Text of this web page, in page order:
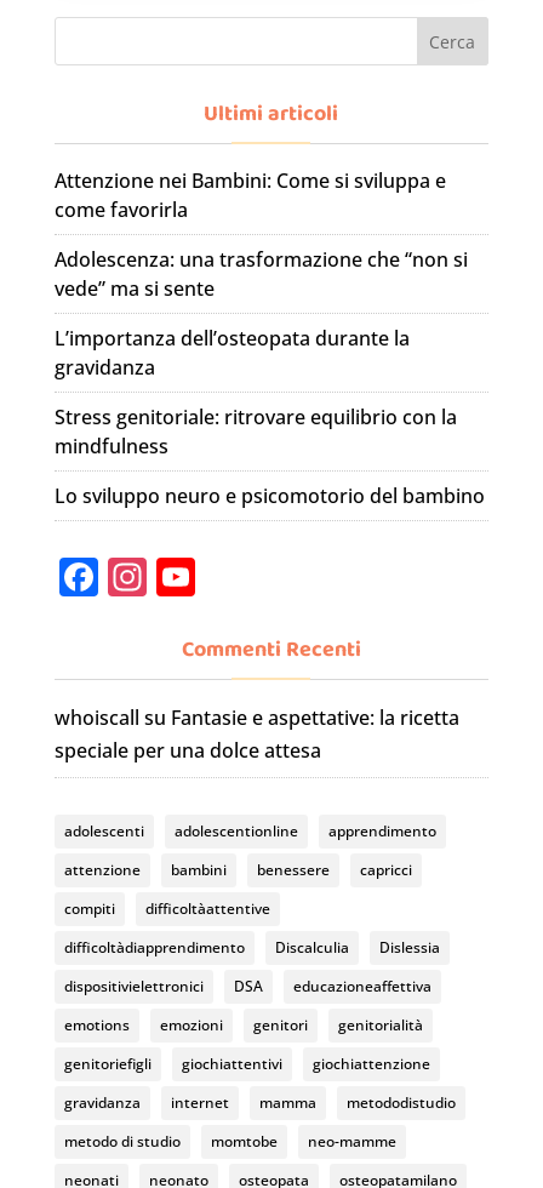
Cerca
Ultimi articoli
Attenzione nei Bambini: Come si sviluppa e
come favorirla
Adolescenza: una trasformazione che “non si
vede” ma si sente
L’importanza dell’osteopata durante la
gravidanza
Stress genitoriale: ritrovare equilibrio con la
mindfulness
Lo sviluppo neuro e psicomotorio del bambino
F
e
b
o
k
In
gr
a
m
Y
u
T
u
b
C
h
a
n
n
el
Commenti Recenti
whoiscall su Fantasie e aspettative: la ricetta
speciale per una dolce attesa
adolescenti adolescentionline
apprendimento
attenzione
bambini benessere
capricci
compiti
difficoltàattentive
difficoltàdiapprendimento
Discalculia
Dislessia
dispositivielettronici
DSA
educazioneaffettiva
emotions
emozioni genitori
genitorialità
genitoriefigli
giochiattentivi
giochiattenzione
gravidanza
internet mamma
metododistudio
metodo di studio
momtobe
neo-mamme
neonati
neonato osteopata osteopatamilano